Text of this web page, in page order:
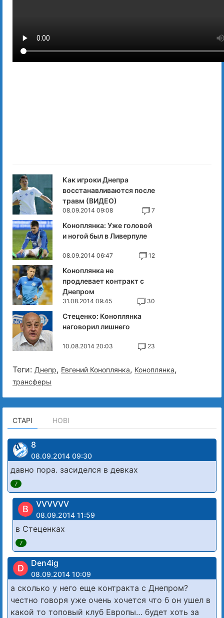
Как игроки Днепра
восстанавливаются после
травм (ВИДЕО)
08.09.2014 09:08 7
Коноплянка: Уже головой
и ногой был в Ливерпуле
08.09.2014 06:47 12
Коноплянка не
продлевает контракт с
Днепром
31.08.2014 09:45 30
Стеценко: Коноплянка
наговорил лишнего
10.08.2014 20:03 23
Теги: Днепр, Евгений Коноплянка, Коноплянка,
трансферы
СТАРІ НОВІ
8
08.09.2014 09:30
давно пора. засиделся в девках
7
В VVVVVV
08.09.2014 11:59
в Стеценках
7
D Den4ig
08.09.2014 10:09
а сколько у него еще контракта с Днепром?
честно говоря уже очень хочется что б он ушел в
какой то топовый клуб Европы… будет хоть за